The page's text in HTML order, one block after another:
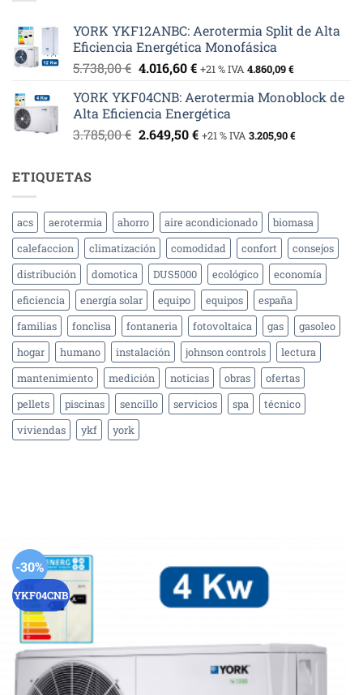
Eficiencia
y
Sostenibilidad
por
Aerotermia?
YORK YKF12ANBC: Aerotermia Split de Alta
Eficiencia Energética Monofásica
5.738,00€ El
original
era:
5.738,00 €.
4.016,60€El
actual
es:
4.016,60 €.
+21 % IVA 4.860,09€
YORK YKF04CNB: Aerotermia Monoblock de
Alta Eficiencia Energética
3.785,00€ El
2.649,50€El
+21 % IVA 3.205,90€
ETIQUETAS
acs aerotermia ahorro aire acondicionado
biomasa
calefaccion
climatización comodidad confort
consejos
distribución
domotica DUS5000 ecológico
economía
eficiencia
energía solar equipo equipos
españa
familias
fonclisa fontaneria fotovoltaica gas
gasoleo
hogar
humano instalación johnson controls
lectura
mantenimiento
medición noticias obras
ofertas
pellets
piscinas sencillo servicios spa
técnico
viviendas
ykf york
-30%
YKF04CNB